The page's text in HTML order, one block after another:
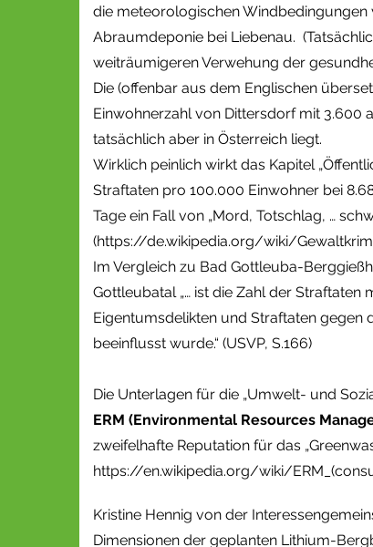
die meteorologischen
Abraumdeponie bei Liebenau.
weiträumigeren Verwehung der
Die (offenbar aus dem Englischen
Einwohnerzahl von Dittersdorf mit 3.600
tatsächlich aber in Österreich liegt.
Wirklich peinlich wirkt das Kapitel
Straftaten pro 100.000 Einwohner bei
Tage ein Fall von „Mord, Totschlag, …
(https://de.wikipedia.org/wiki/
Im Vergleich zu Bad Gottleuba-
Gottleubatal „… ist die Zahl der Straftaten
Eigentumsdelikten und Straftaten gegen
beeinflusst wurde.“ (USVP, S.166)
Die Unterlagen für die „Umwelt- und
ERM (Environmental Resources
zweifelhafte Reputation für das
https://en.wikipedia.org/wiki/
Kristine Hennig von der
Dimensionen der geplanten Lithium-